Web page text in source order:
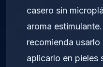
casero sin
aroma
recomienda
aplicarlo en pieles